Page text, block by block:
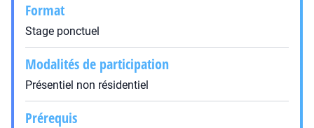
Format
Stage ponctuel
Modalités de participation
Présentiel non résidentiel
Prérequis